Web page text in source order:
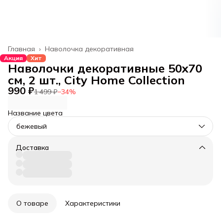
Наволочка декоративная
Главная ›
Акция Хит
Наволочки декоративные 50x70
см, 2 шт., City Home Collection
990 ₽1 499 ₽−34%
Название цвета
бежевый
Доставка
О товаре Характеристики